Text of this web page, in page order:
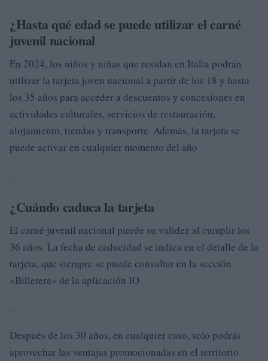
¿Hasta qué edad se puede utilizar el carné
juvenil nacional
En 2024, los niños y niñas que residan en Italia podrán
utilizar la tarjeta joven nacional a partir de los 18 y hasta
los 35 años para acceder a descuentos y concesiones en
actividades culturales, servicios de restauración,
alojamiento, tiendas y transporte. Además, la tarjeta se
puede activar en cualquier momento del año
.
¿Cuándo caduca la tarjeta
El carné juvenil nacional pierde su validez al cumplir los
36 años. La fecha de caducidad se indica en el detalle de la
tarjeta, que siempre se puede consultar en la sección
«Billetera» de la aplicación IO
.
Después de los 30 años, en cualquier caso, solo podrás
aprovechar las ventajas promocionadas en el territorio